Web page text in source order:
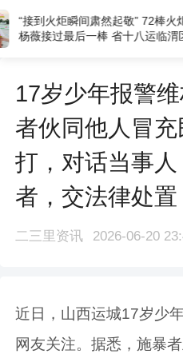
斯诺克世界冠军白雨露
临渭区站首棒火炬手 “
17岁少年报警
者伙同他人冒
打，对话当事
者，交法律处置
二三里资讯 2026-06-20
近日，山西运城17岁少
网友关注。据悉，施暴